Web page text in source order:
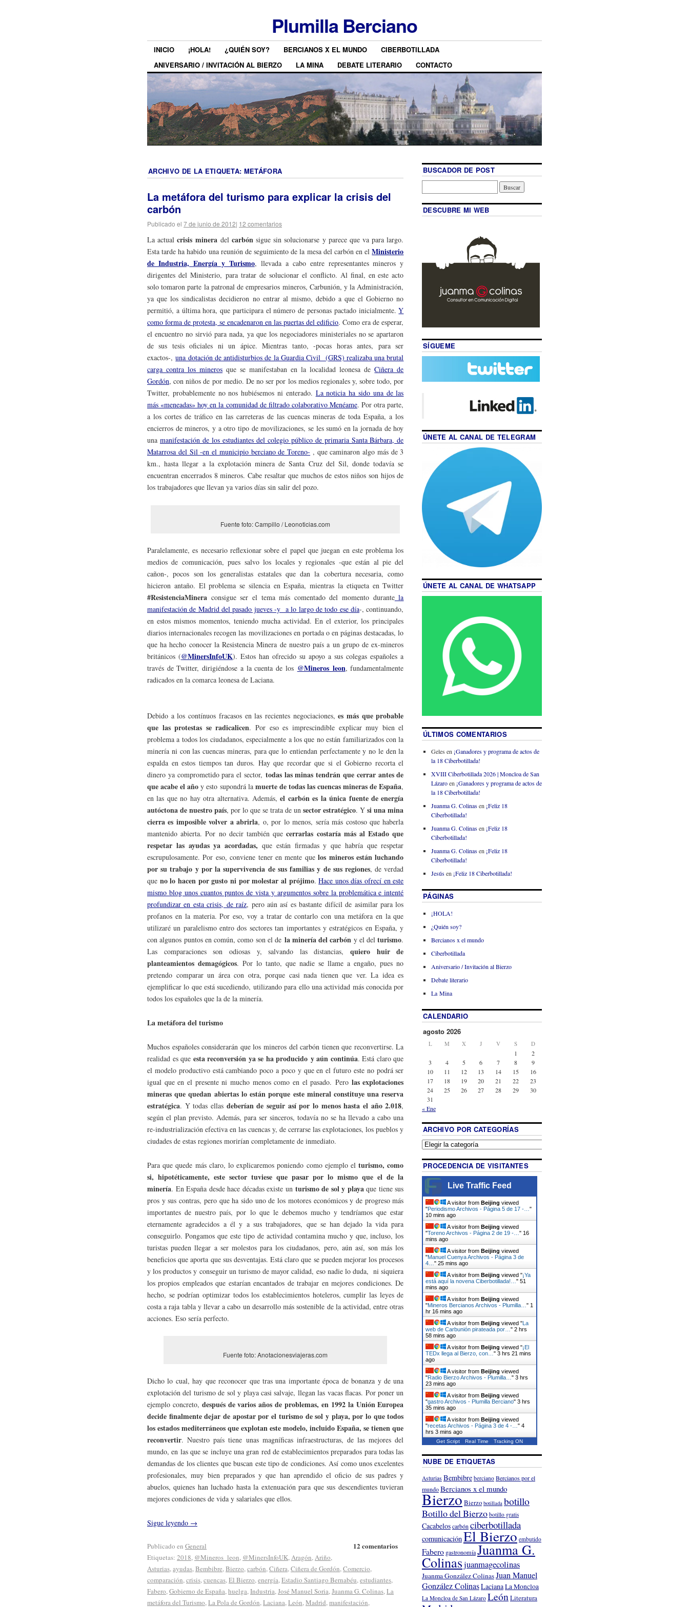
Plumilla Berciano
INICIO ¡HOLA! ¿QUIÉN SOY? BERCIANOS X EL MUNDO
CIBERBOTILLADA
ANIVERSARIO / INVITACIÓN AL BIERZO
LA MINA DEBATE LITERARIO CONTACTO
ARCHIVO DE LA ETIQUETA: METÁFORA
La metáfora del turismo para explicar la crisis del
carbón
Publicado el 7 de junio de 2012| 12 comentarios
La actualcrisis mineradel carbónsigue sin solucionarse y parece que va para largo.
Esta tarde ha habido una reunión de seguimiento de la mesa del carbón en elMinisterio
de Industria, Energía y Turismo, llevada a cabo entre representantes mineros y
dirigentes del Ministerio, para tratar de solucionar el conflicto. Al final, en este acto
solo tomaron parte la patronal de empresarios mineros, Carbunión, y la Administración,
ya que los sindicalistas decidieron no entrar al mismo, debido a que el Gobierno no
permitió, a última hora, que participara el número de personas pactado inicialmente.Y
como forma de protesta, se encadenaron en las puertas del edificio. Como era de esperar,
el encuentro no sirvió para nada, ya que los negociadores ministeriales no se apartaron
de sus tesis oficiales ni un ápice. Mientras tanto, -pocas horas antes, para ser
exactos-,una dotación de antidisturbios de la Guardia Civil (GRS) realizaba una brutal
carga contra los mineros que se manifestaban en la localidad leonesa deCiñera de
Gordón, con niños de por medio. De no ser por los medios regionales y, sobre todo, por
Twitter, probablemente no nos hubiésemos ni enterado. La noticia ha sido una de las
más «meneadas» hoy en la comunidad de filtrado colaborativo Menéame. Por otra parte,
a los cortes de tráfico en las carreteras de las cuencas mineras de toda España, a los
encierros de mineros, y a otro tipo de movilizaciones, se les sumó en la jornada de hoy
una manifestación de los estudiantes del colegio público de primaria Santa Bárbara, de
Matarrosa del Sil -en el municipio berciano de Toreno- , que caminaron algo más de 3
km., hasta llegar a la explotación minera de Santa Cruz del Sil, donde todavía se
encuentran encerrados 8 mineros. Cabe resaltar que muchos de estos niños son hijos de
los trabajadores que llevan ya varios días sin salir del pozo.
Fuente foto: Campillo / Leonoticias.com
Paralelamente, es necesario reflexionar sobre el papel que juegan en este problema los
medios de comunicación, pues salvo los locales y regionales -que están al pie del
cañon-, pocos son los generalistas estatales que dan la cobertura necesaria, como
hicieron antaño. El problema se silencia en España, mientras la etiqueta en Twitter
#ResistenciaMinera consigue ser el tema más comentado del momento durantela
manifestación de Madrid del pasado jueves -y a lo largo de todo ese día-, continuando,
en estos mismos momentos, teniendo mucha actividad. En el exterior, los principales
diarios internacionales recogen las movilizaciones en portada o en páginas destacadas, lo
que ha hecho conocer la Resistencia Minera de nuestro país a un grupo de ex-mineros
británicos (@MinersInfoUK). Estos han ofrecido su apoyo a sus colegas españoles a
través de Twitter, dirigiéndose a la cuenta de los @Mineros_leon, fundamentalmente
radicados en la comarca leonesa de Laciana.
Debido a los contínuos fracasos en las recientes negociaciones,es más que probable
que las protestas se radicalicen. Por eso es imprescindible explicar muy bien el
problema a todos los ciudadanos, especialmente a los que no están familiarizados con la
minería ni con las cuencas mineras, para que lo entiendan perfectamente y no le den la
espalda en estos tiempos tan duros. Hay que recordar que si el Gobierno recorta el
dinero ya comprometido para el sector, todas las minas tendrán que cerrar antes de
que acabe el año y esto supondrá la muerte de todas las cuencas mineras de España,
en las que no hay otra alternativa. Además,el carbón es la única fuente de energía
autóctona de nuestro país, por lo que se trata de unsector estratégico. Ysi una mina
cierra es imposible volver a abrirla, o, por lo menos, sería más costoso que haberla
mantenido abierta. Por no decir también quecerrarlas costaría más al Estado que
respetar las ayudas ya acordadas, que están firmadas y que habría que respetar
escrupulosamente. Por eso, conviene tener en mente quelos mineros están luchando
por su trabajo y por la supervivencia de sus familias y de sus regiones, de verdad
que no lo hacen por gusto ni por molestar al prójimo.Hace unos días ofrecí en este
mismo blog unos cuantos puntos de vista y argumentos sobre la problemática e intenté
profundizar en esta crisis, de raíz, pero aún así es bastante difícil de asimilar para los
profanos en la materia. Por eso, voy a tratar de contarlo con una metáfora en la que
utilizaré un paralelismo entro dos sectores tan importantes y estratégicos en España, y
con algunos puntos en común, como son el de la minería del carbón y el del turismo.
Las comparaciones son odiosas y, salvando las distancias,quiero huir de
planteamientos demagógicos. Por lo tanto, que nadie se llame a engaño, pues no
pretendo comparar un área con otra, porque casi nada tienen que ver. La idea es
ejemplificar lo que está sucediendo, utilizando para ello una actividad más conocida por
todos los españoles que la de la minería.
La metáfora del turismo
Muchos españoles considerarán que los mineros del carbón tienen que reconvertirse. La
realidad es que esta reconversión ya se ha producido y aún continúa. Está claro que
el modelo productivo está cambiando poco a poco y que en el futuro este no podrá ser
igual que en el presente ni mucho menos como en el pasado. Pero las explotaciones
mineras que quedan abiertas lo están porque este mineral constituye una reserva
estratégica. Y todas ellas deberían de seguir así por lo menos hasta el año 2.018,
según el plan previsto. Además, para ser sinceros, todavía no se ha llevado a cabo una
re-industrialización efectiva en las cuencas y, de cerrarse las explotaciones, los pueblos y
ciudades de estas regiones morirían completamente de inmediato.
Para que quede más claro, lo explicaremos poniendo como ejemplo elturismo, como
si, hipotéticamente, este sector tuviese que pasar por lo mismo que el de la
minería. En España desde hace décadas existe un turismo de sol y playa que tiene sus
pros y sus contras, pero que ha sido uno de los motores económicos y de progreso más
importantes de nuestro país, por lo que le debemos mucho y tendríamos que estar
eternamente agradecidos a él y a sus trabajadores, que se han dejado la vida para
conseguirlo. Pongamos que este tipo de actividad contamina mucho y que, incluso, los
turistas pueden llegar a ser molestos para los ciudadanos, pero, aún así, son más los
beneficios que aporta que sus desventajas. Está claro que se pueden mejorar los procesos
y los productos y conseguir un turismo de mayor calidad, eso nadie lo duda, ni siquiera
los propios empleados que estarían encantados de trabajar en mejores condiciones. De
hecho, se podrían optimizar todos los establecimientos hoteleros, cumplir las leyes de
costa a raja tabla y llevar a cabo un desarrollo más sostenible de la actividad, entre otras
acciones. Eso sería perfecto.
Fuente foto: Anotacionesviajeras.com
Dicho lo cual, hay que reconocer que tras una importante época de bonanza y de una
explotación del turismo de sol y playa casi salvaje, llegan las vacas flacas. Por poner un
ejemplo concreto, después de varios años de problemas, en 1992 la Unión Europea
decide finalmente dejar de apostar por el turismo de sol y playa, por lo que todos
los estados mediterráneos que explotan este modelo, incluido España, se tienen que
reconvertir. Nuestro país tiene unas magníficas infraestructuras, de las mejores del
mundo, en las que se incluye una gran red de establecimientos preparados para todas las
demandas de los clientes que buscan este tipo de condiciones. Así como unos excelentes
profesionales, muy bien preparados y que han aprendido el oficio de sus padres y
abuelos, quienes han luchado hasta la extenuación para que sus descendientes tuvieran
mejores condiciones de vida y salariales que ellos.
Sigue leyendo →
12 comentarios
Publicado en General
Etiquetas: 2018, @Mineros_leon, @MinersInfoUK,Aragón,Ariño,
Asturias,ayudas,Bembibre,Bierzo,carbón,Ciñera,Ciñera de Gordón,Comercio,
comparación,crisis,cuencas,El Bierzo,energía,Estadio Santiago Bernabéu,estudiantes,
Fabero,Gobierno de España,huelga,Industria,José Manuel Soria,Juanma G. Colinas,La
metáfora del Turismo,La Pola de Gordón,Laciana,León,Madrid,manifestación,
BUSCADOR DE POST
DESCUBRE MI WEB
SÍGUEME
ÚNETE AL CANAL DE TELEGRAM
ÚNETE AL CANAL DE WHATSAPP
ÚLTIMOS COMENTARIOS
Geles en ¡Ganadores y programa de actos de
la 18 Ciberbotillada!
XVIII Ciberbotillada 2026 | Moncloa de San
Lázaroen ¡Ganadores y programa de actos de
la 18 Ciberbotillada!
Juanma G. Colinasen ¡Feliz 18
Ciberbotillada!
Juanma G. Colinasen ¡Feliz 18
Ciberbotillada!
Juanma G. Colinasen ¡Feliz 18
Ciberbotillada!
Jesúsen ¡Feliz 18 Ciberbotillada!
PÁGINAS
¡HOLA!
¿Quién soy?
Bercianos x el mundo
Ciberbotillada
Aniversario / Invitación al Bierzo
Debate literario
La Mina
CALENDARIO
agosto 2026
L M X J V S D
1
2
3
4 5 6 7 8
9
10
11 12 13 14 15
16
17
18 19 20 21 22
23
24
25 26 27 28 29
30
31
« Ene
ARCHIVO POR CATEGORÍAS
PROCEDENCIA DE VISITANTES
Live Traffic Feed
A visitor from Beijing viewed
"Periodismo Archivos - Página 5 de 17 -… "
10 mins ago
A visitor from Beijing viewed
"Toreno Archivos - Página 2 de 19 -… " 16
mins ago
A visitor from Beijing viewed
"Manuel Cuenya Archivos - Página 3 de
4… " 25 mins ago
A visitor from Beijing viewed "¡Ya
está aquí la novena Ciberbotillada!… " 51
mins ago
A visitor from Beijing viewed
"Mineros Bercianos Archivos - Plumilla… " 1
hr 16 mins ago
A visitor from Beijing viewed "La
web de Carbunión pirateada por… " 2 hrs
58 mins ago
A visitor from Beijing viewed "¡El
TEDx llega al Bierzo, con… " 3 hrs 21 mins
ago
A visitor from Beijing viewed
"Radio Bierzo Archivos - Plumilla… " 3 hrs
24 mins ago
A visitor from Beijing viewed
"gastro Archivos - Plumilla Berciano" 3 hrs
35 mins ago
A visitor from Beijing viewed
"recetas Archivos - Página 3 de 4 -… " 4
hrs 3 mins ago
Get Script Real Time Tracking ON
NUBE DE ETIQUETAS
Asturias Bembibre berciano Bercianos por el
mundoBercianos x el mundo
BierzoBierzo botillada botillo
Botillo del Bierzo botillo gratis
Cacabeloscarbón ciberbotillada
comunicaciónEl Bierzo embutido
Fabero gastronomíaJuanma G.
Colinasjuanmagecolinas
Juanma González ColinasJuan Manuel
González ColinasLacianaLa Moncloa
La Moncloa de San Lázaro LeónLiteratura